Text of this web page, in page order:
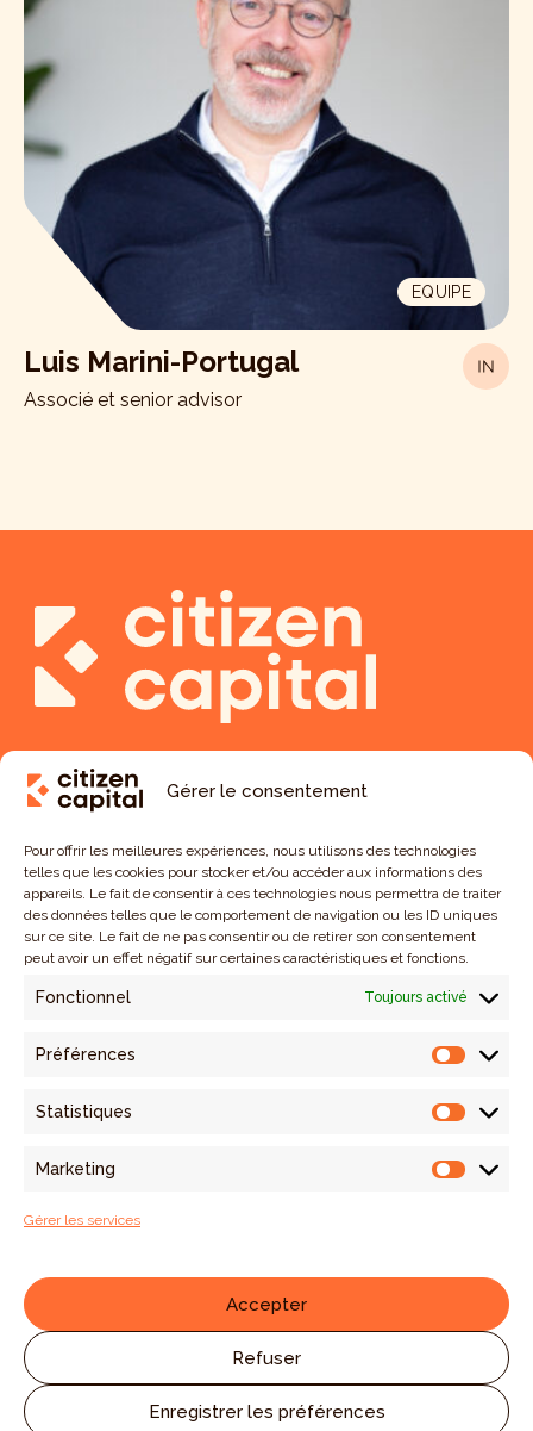
Gérer le consentement
Pour offrir les meilleures expériences, nous utilisons des technologies
telles que les cookies pour stocker et/ou accéder aux informations des
appareils. Le fait de consentir à ces technologies nous permettra de traiter
des données telles que le comportement de navigation ou les ID uniques
sur ce site. Le fait de ne pas consentir ou de retirer son consentement
peut avoir un effet négatif sur certaines caractéristiques et fonctions.
Fonctionnel Toujours activé
Préférences
Statistiques
Marketing
Gérer les services
Accepter
Refuser
Enregistrer les préférences
EQUIPE
Luis Marini-Portugal
Associé et senior advisor
Nos investissements
Impact
Abonnez-vous à notre newsletter
© 2025 Citizen Capital Partenaires